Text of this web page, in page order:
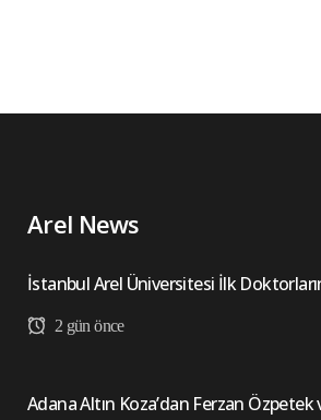
Arel News
İstanbul Arel Üniversitesi İlk
2 gün önce
Adana Altın Koza’dan Ferzan Özpetek